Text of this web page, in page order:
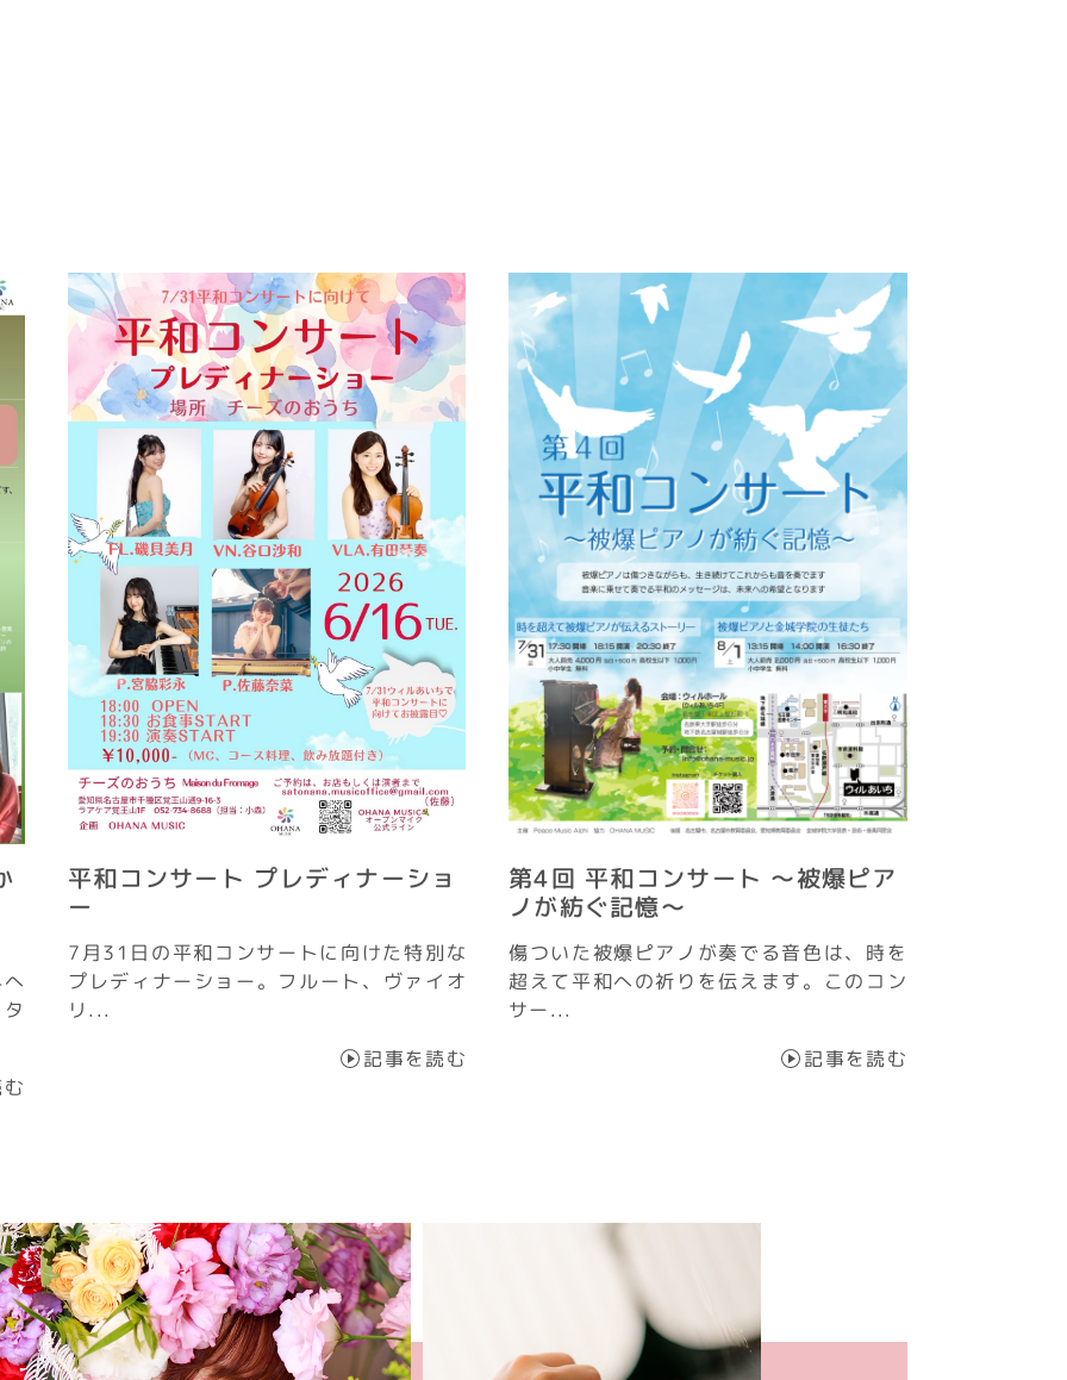
平和コンサート プレディナーショ
ー
7月31日の平和コンサートに向けた特別な
プレディナーショー。フルート、ヴァイオ
リ...
記事を読む
第4回 平和コンサート ～被爆ピア
ノが紡ぐ記憶～
傷ついた被爆ピアノが奏でる音色は、時を
超えて平和への祈りを伝えます。このコン
サー...
記事を読む